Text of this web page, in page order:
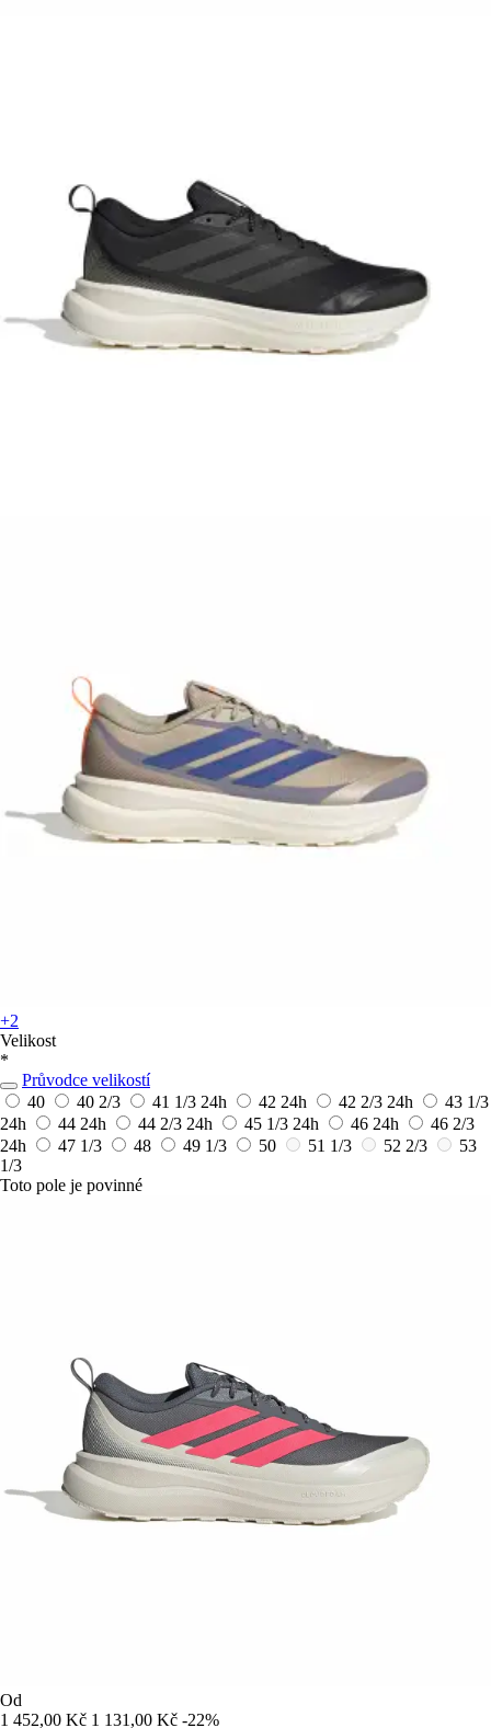
+2
Velikost
*
Průvodce velikostí
40
40 2/3 41 1/3 24h 42 24h 42 2/3 24h
43 1/3
24h
44 24h 44 2/3 24h 45 1/3 24h 46 24h
46 2/3
24h
47 1/3 48 49 1/3 50 51 1/3 52 2/3
53
1/3
Toto pole je povinné
Od
1 452,00 Kč 1 131,00 Kč -22%